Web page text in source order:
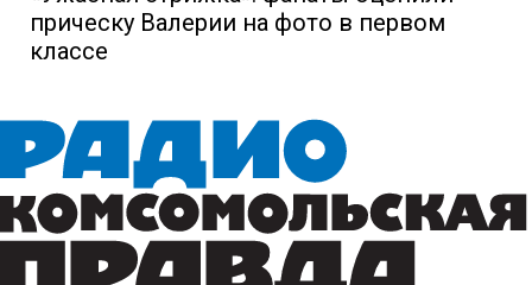
прическу Валерии на фото в первом
классе